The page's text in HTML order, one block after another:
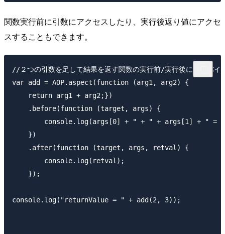
関数実行前に引数にアクセスしたり、実行後返り値にアクセ
スすることもできます。
//２つの引数を足して結果を返す関数の実行前/実行後にアドバイ
var add = AOP.aspect(function (arg1, arg2) {
    return arg1 + arg2;})
    .before(function (target, args) {
console.log(args[0] + " + " + args[1] + " =
    })
    .after(function (target, args, retval) {
        console.log(retval);
    });
console.log("returnValue = " + add(2, 3));